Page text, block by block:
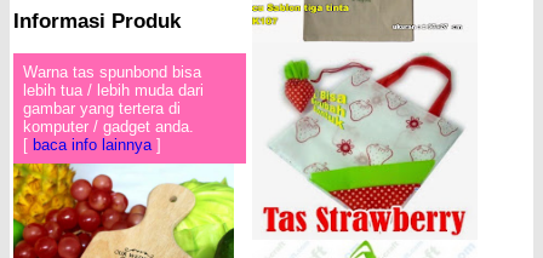
Informasi Produk
Warna tas spunbond bisa
lebih tua / lebih muda dari
gambar yang tertera di
komputer / gadget anda.
[ baca info lainnya]